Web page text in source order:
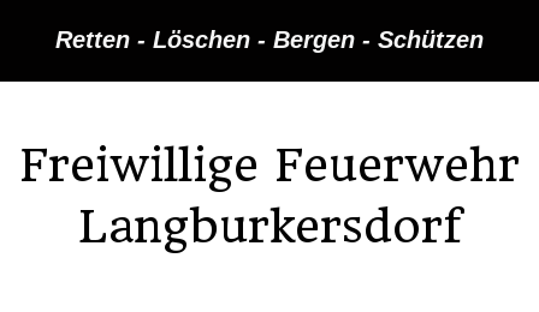
Retten - Löschen - Bergen - Schützen
Freiwillige Feuerwehr
Langburkersdorf